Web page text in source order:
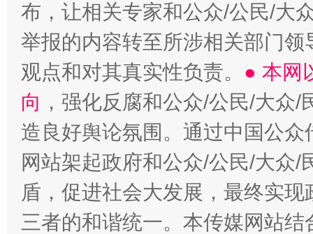
布，让相关专家和公众/公民/大
举报的内容转至所涉相关部门
观点和对其真实性负责。 ● 本网
向 ，强化反腐和公众/公民/大众
造良好舆论氛围。通过中国公
网站架起政府和公众/公民/大众
盾，促进社会大发展，最终实
三者的和谐统一。本传媒网站